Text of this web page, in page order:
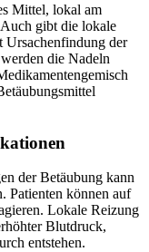
Mittel, lokal am
gibt die lokale
der
die Nadeln
der Betäubung kann
Patienten können auf
Lokale Reizung
Blutdruck,
entstehen.